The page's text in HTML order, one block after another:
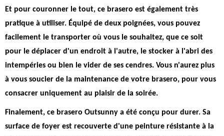
Et pour couronner le tout, ce brasero est également très
pratique à utiliser. Équipé de deux poignées, vous pouvez
facilement le transporter où vous le souhaitez, que ce soit
pour le déplacer d'un endroit à l'autre, le stocker à l'abri des
intempéries ou bien le vider de ses cendres. Vous n'aurez plus
à vous soucier de la maintenance de votre brasero, pour vous
consacrer uniquement au plaisir de la soirée.
Finalement, ce brasero Outsunny a été conçu pour durer. Sa
surface de foyer est recouverte d'une peinture résistante à la